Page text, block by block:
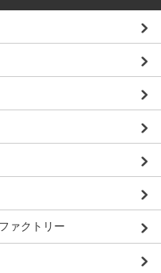
ァクトリー